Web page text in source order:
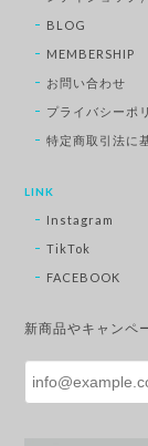
BLOG
MEMBERSHIP
お問い合わせ
プライバシーポ
特定商取引法に
LINK
Instagram
TikTok
FACEBOOK
新商品やキャンペ